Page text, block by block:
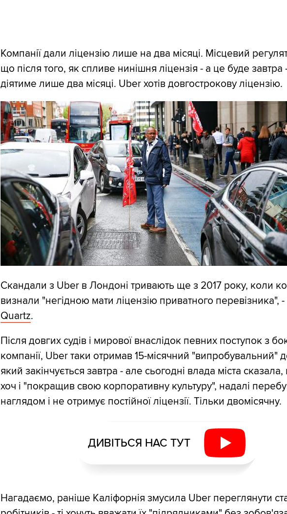
Компанії дали ліцензію лише на два місяці. Місцевий
що після того, як спливе нинішня ліцензія - а це буде завтра
діятиме лише два місяці. Uber хотів довгострокову ліцензію.
Скандали з Uber в Лондоні тривають ще з 2017 року, коли
визнали "негідною мати ліцензію приватного перевізника",
Quartz.
Після довгих судів і мирової внаслідок певних поступок з
компанії, Uber таки отримав 15-місячний "випробувальний"
який закінчується завтра - але сьогодні влада міста
хоч і "покращив свою корпоративну культуру", надалі
наглядом і не отримує постійної ліцензії. Тільки двомісячну.
ДИВІТЬСЯ НАС ТУТ
Нагадаємо, раніше Каліфорнія змусила Uber переглянути